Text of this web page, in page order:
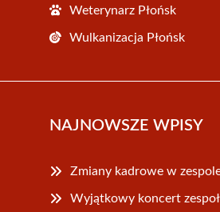
Weterynarz Płońsk
Wulkanizacja Płońsk
NAJNOWSZE WPISY
Zmiany kadrowe w
Wyjątkowy koncert